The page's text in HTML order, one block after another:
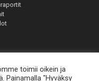
toimii oikein ja
Painamalla "Hyväksy